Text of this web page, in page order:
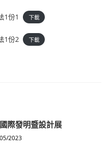
1份1 下載
1份2 下載
際發明暨設計展
2023